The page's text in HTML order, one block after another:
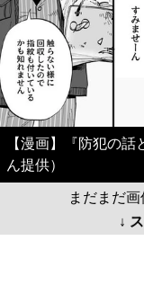
【漫画】『防犯の
ん提供）
まだまだ
↓